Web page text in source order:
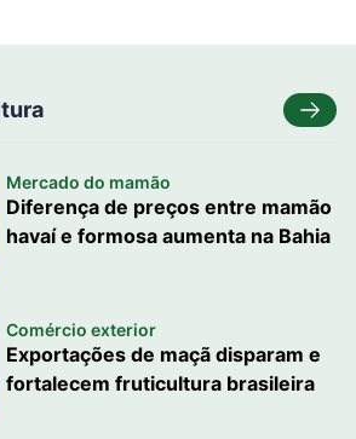
Mercado do mamão
Diferença de preços entre mamão
havaí e formosa aumenta na Bahia
Comércio exterior
Exportações de maçã disparam e
fortalecem fruticultura brasileira